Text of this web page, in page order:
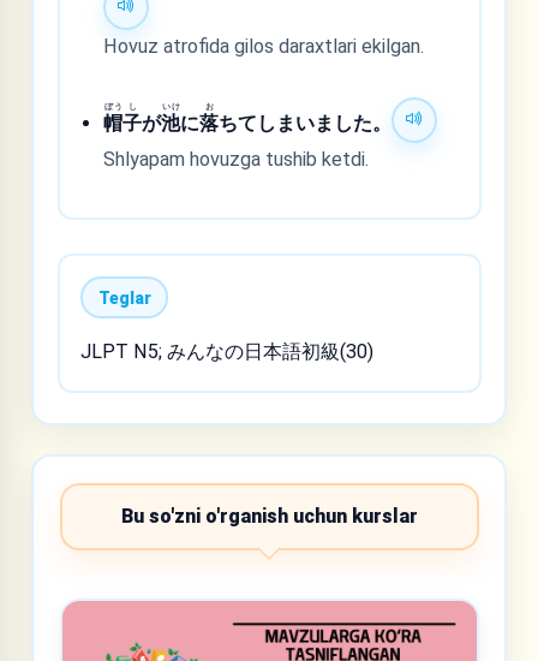
Hovuz atrofida gilos daraxtlari ekilgan.
帽
ぼう
子
し
が池
いけ
に落
お
ちてしまいました。
Shlyapam hovuzga tushib ketdi.
Teglar
JLPT N5; みんなの日本語初級(30)
Bu so'zni o'rganish uchun kurslar